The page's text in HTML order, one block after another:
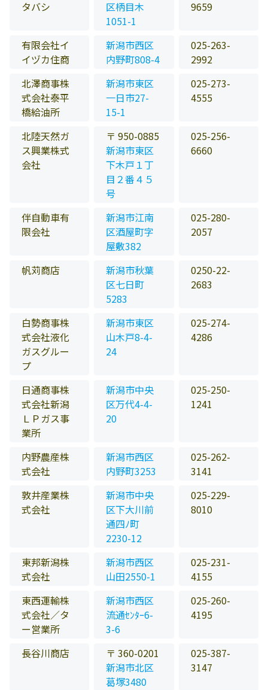
タバシ
区柄目木
1051-1
9659
有限会社イ
イヅカ住商
新潟市西区
内野町808-4
025-263-
2992
北澤商事株
式会社泰平
橋給油所
新潟市東区
一日市27-
15-1
025-273-
4555
北陸天然ガ
ス興業株式
会社
〒 950-0885
新潟市東区
下木戸１丁
目２番４５
号
025-256-
6660
伴自動車有
限会社
新潟市江南
区酒屋町字
屋敷382
025-280-
2057
帆苅商店
新潟市秋葉
区七日町
5283
0250-22-
2683
白勢商事株
式会社液化
ガスグルー
プ
新潟市東区
山木戸8-4-
24
025-274-
4286
日通商事株
式会社新潟
ＬＰガス事
業所
新潟市中央
区万代4-4-
20
025-250-
1241
内野農産株
式会社
新潟市西区
内野町3253
025-262-
3141
敦井産業株
式会社
新潟市中央
区下大川前
通四ﾉ町
2230-12
025-229-
8010
東邦新潟株
式会社
新潟市西区
山田2550-1
025-231-
4155
東西運輸株
式会社／タ
ー営業所
新潟市西区
流通ｾﾝﾀｰ6-
3-6
025-260-
4195
長谷川商店
〒 360-0201
新潟市北区
葛塚3480
025-387-
3147